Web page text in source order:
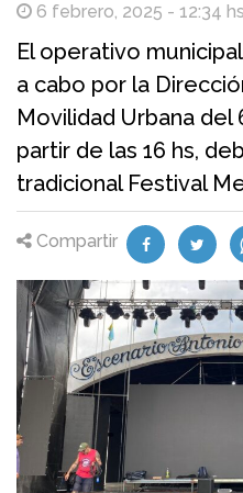
6 febrero, 2025 - 12:34
El operativo
a cabo por la
Movilidad Urbana del
partir de las 16 hs,
tradicional Festival
Compartir